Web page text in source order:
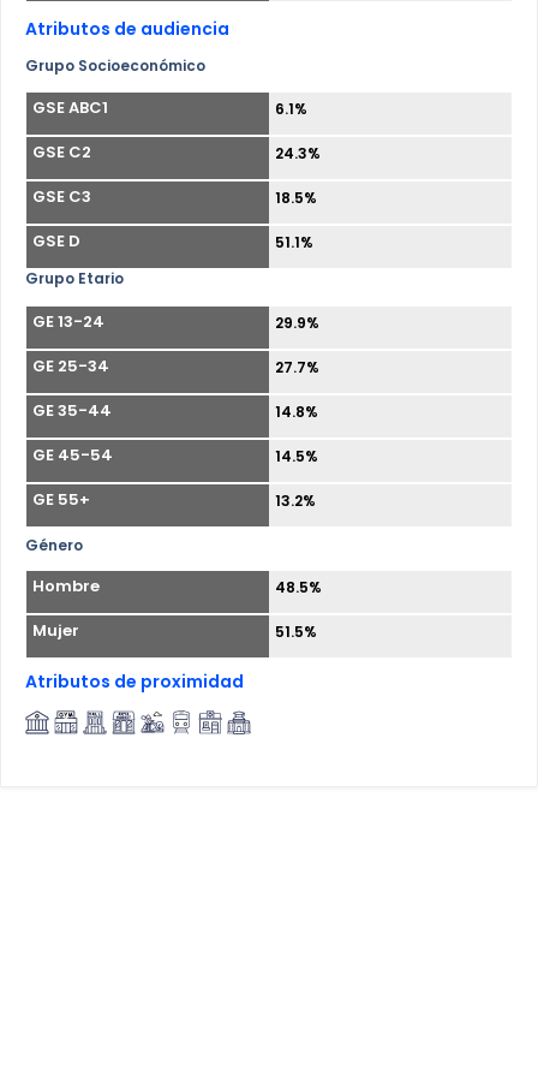
Atributos de audiencia
Grupo Socioeconómico
GSE ABC1 6.1%
GSE C2 24.3%
GSE C3 18.5%
GSE D
51.1%
Grupo Etario
GE 13-24 29.9%
GE 25-34 27.7%
GE 35-44 14.8%
GE 45-54 14.5%
GE 55+ 13.2%
Género
Hombre 48.5%
Mujer 51.5%
Atributos de proximidad